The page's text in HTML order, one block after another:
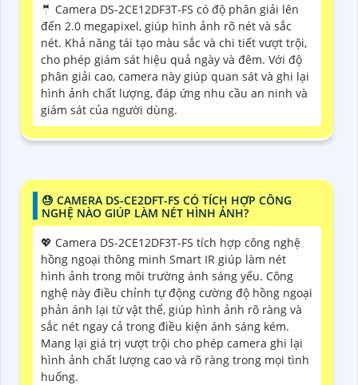
🤵 Camera DS-2CE12DF3T-FS có độ phân giải lên
đến 2.0 megapixel, giúp hình ảnh rõ nét và sắc
nét. Khả năng tái tạo màu sắc và chi tiết vượt trội,
cho phép giám sát hiệu quả ngày và đêm. Với độ
phân giải cao, camera này giúp quan sát và ghi lại
hình ảnh chất lượng, đáp ứng nhu cầu an ninh và
giám sát của người dùng.
😓 CAMERA DS-CE2DFT-FS CÓ TÍCH HỢP CÔNG
NGHỆ NÀO GIÚP LÀM NÉT HÌNH ẢNH?
💖 Camera DS-2CE12DF3T-FS tích hợp công nghệ
hồng ngoại thông minh Smart IR giúp làm nét
hình ảnh trong môi trường ánh sáng yếu. Công
nghệ này điều chỉnh tự động cường độ hồng ngoại
phản ánh lại từ vật thể, giúp hình ảnh rõ ràng và
sắc nét ngay cả trong điều kiện ánh sáng kém.
Mang lại giá trị vượt trội cho phép camera ghi lại
hình ảnh chất lượng cao và rõ ràng trong mọi tình
huống.